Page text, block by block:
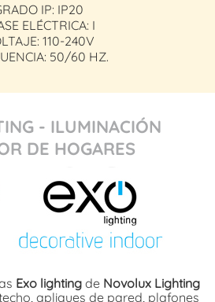
IP: IP20
ELÉCTRICA: I
110-240V
50/60 HZ.
- ILUMINACIÓN
DE HOGARES
Exo lighting de Novolux Lighting
apliques de pared, plafones